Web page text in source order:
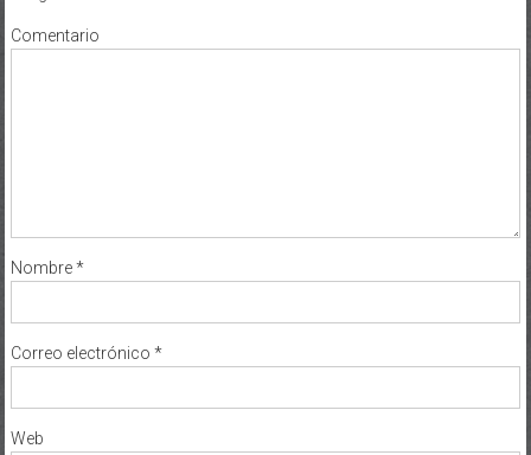
Comentario
Nombre*
Correo electrónico *
Web